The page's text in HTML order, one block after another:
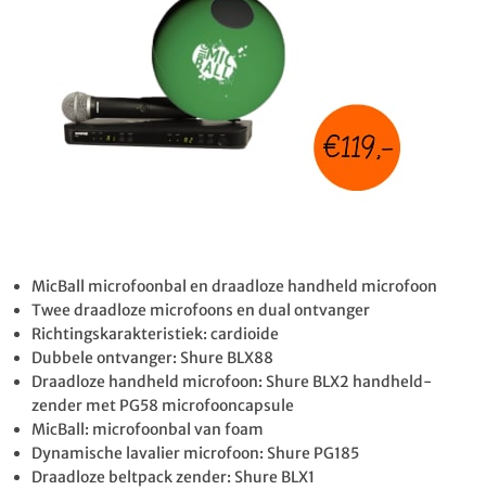
MicBall microfoonbal en draadloze handheld microfoon
Twee draadloze microfoons en dual ontvanger
Richtingskarakteristiek: cardioide
Dubbele ontvanger: Shure BLX88
Draadloze handheld microfoon: Shure BLX2 handheld-
zender met PG58 microfooncapsule
MicBall: microfoonbal van foam
Dynamische lavalier microfoon: Shure PG185
Draadloze beltpack zender: Shure BLX1